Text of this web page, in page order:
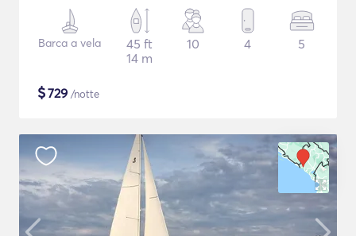
Barca a vela
45 ft
14 m
10 4 5
$729 /notte